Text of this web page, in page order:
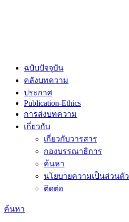
ฉบับปัจจุบัน
คลังบทความ
ประกาศ
Publication-Ethics
การส่งบทความ
เกี่ยวกับ
เกี่ยวกับวารสาร
กองบรรณาธิการ
ค้นหา
นโยบายความเป็นส่วนตัว
ติดต่อ
ค้นหา